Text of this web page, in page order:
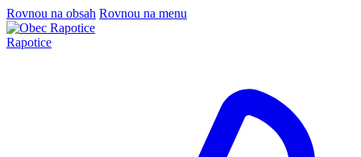
Rovnou na obsah Rovnou na menu
Rapotice